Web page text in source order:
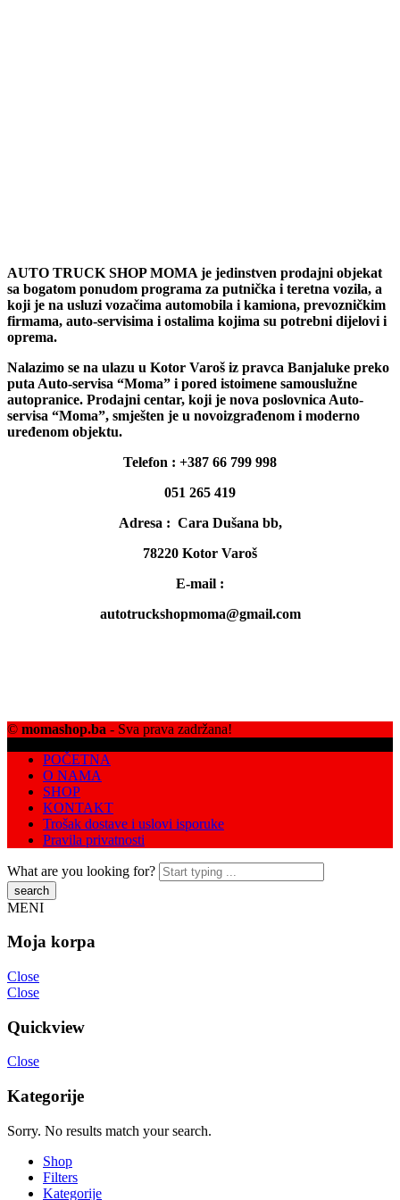
AUTO TRUCK SHOP MOMA je jedinstven prodajni objekat
sa bogatom ponudom programa za putnička i teretna vozila, a
koji je na usluzi vozačima automobila i kamiona, prevozničkim
firmama, auto-servisima i ostalima kojima su potrebni dijelovi i
oprema.
Nalazimo se na ulazu u Kotor Varoš iz pravca Banjaluke preko
puta Auto-servisa “Moma” i pored istoimene samouslužne
autopranice. Prodajni centar, koji je nova poslovnica Auto-
servisa “Moma”, smješten je u novoizgrađenom i moderno
uređenom objektu.
Telefon : +387 66 799 998
051 265 419
Adresa : Cara Dušana bb,
78220 Kotor Varoš
E-mail :
autotruckshopmoma@gmail.com
© momashop.ba - Sva prava zadržana!
POČETNA
O NAMA
SHOP
KONTAKT
Trošak dostave i uslovi isporuke
Pravila privatnosti
What are you looking for?
MENI
Moja korpa
Close
Close
Quickview
Close
Kategorije
Sorry. No results match your search.
Shop
Filters
Kategorije